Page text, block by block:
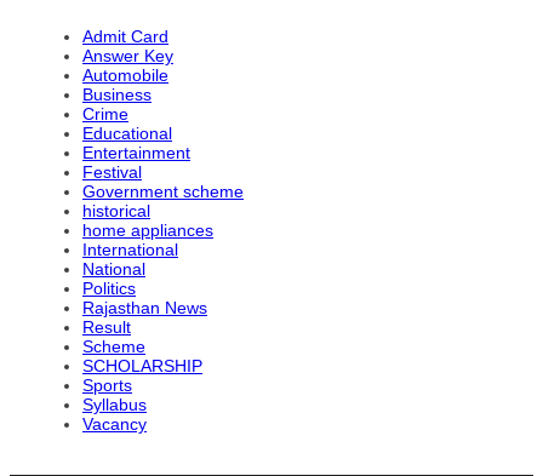
Admit Card
Answer Key
Automobile
Business
Crime
Educational
Entertainment
Festival
Government scheme
historical
home appliances
International
National
Politics
Rajasthan News
Result
Scheme
SCHOLARSHIP
Sports
Syllabus
Vacancy